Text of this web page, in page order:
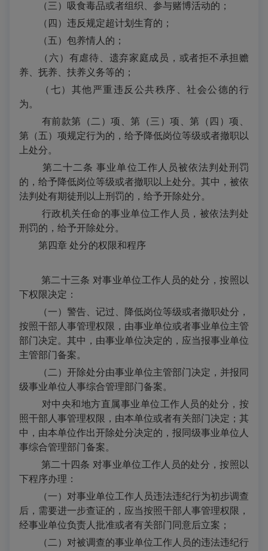
（三）吸食毒品或者组织、参与赌博活动的；
（四）违反规定超计划生育的；
（五）包养情人的；
（六）有虐待、遗弃家庭成员，或者拒不承担赡
养、抚养、扶养义务等的；
（七）其他严重违反公共秩序、社会公德的行
为。
有前款第（二）项、第（三）项、第（四）项、
第（五）项规定行为的，给予降低岗位等级或者撤职以
上处分。
第二十二条 事业单位工作人员被依法判处刑罚
的，给予降低岗位等级或者撤职以上处分。其中，被依
法判处有期徒刑以上刑罚的，给予开除处分。
行政机关任命的事业单位工作人员，被依法判处
刑罚的，给予开除处分。
第四章 处分的权限和程序
第二十三条 对事业单位工作人员的处分，按照以
下权限决定：
（一）警告、记过、降低岗位等级或者撤职处分，
按照干部人事管理权限，由事业单位或者事业单位主管
部门决定。其中，由事业单位决定的，应当报事业单位
主管部门备案。
（二）开除处分由事业单位主管部门决定，并报同
级事业单位人事综合管理部门备案。
对中央和地方直属事业单位工作人员的处分，按
照干部人事管理权限，由本单位或者有关部门决定；其
中，由本单位作出开除处分决定的，报同级事业单位人
事综合管理部门备案。
第二十四条 对事业单位工作人员的处分，按照以
下程序办理：
（一）对事业单位工作人员违法违纪行为初步调查
后，需要进一步查证的，应当按照干部人事管理权限，
经事业单位负责人批准或者有关部门同意后立案；
（二）对被调查的事业单位工作人员的违法违纪行